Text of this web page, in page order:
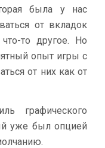
была у нас
от вкладок
то другое. Но
опыт игры с
от них как от
графического
уже был опцией